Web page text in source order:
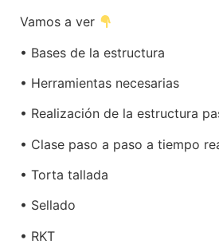
Vamos a ver
• Bases de la estructura
• Herramientas necesarias
• Realización de la estructura
• Clase paso a paso a tiempo
• Torta tallada
• Sellado
• RKT